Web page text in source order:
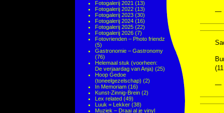
Fotogalerij 2021 (13)
Fotogalerij 2022 (13)
Fotogalerij 2023 (30)
Fotogalerij 2024 (16)
Fotogalerij 2025 (22)
Fotogalerij 2026 (7)
Fotovrienden – Photo friendz
(5)
Gastronomie – Gastronomy
(76)
Helemaal stuk (voorheen:
De verjaardag van Anja) (25)
Hoop Gedoe
(toneelgezelschap) (2)
In Memoriam (16)
Kunst-Zinnig-Brein (2)
Lex related (49)
Luuk = Lekker (38)
Muziek – Draai al je vinyl
—
—